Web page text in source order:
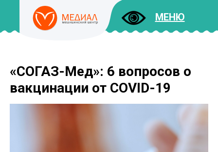
МЕНЮ
ДОКУМЕНТЫ
«СОГАЗ-Мед»: 6 вопросов о
вакцинации от COVID-19